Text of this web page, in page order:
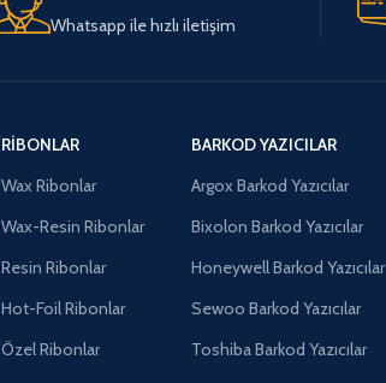
Whatsapp ile hızlı iletişim
RIBONLAR
Wax Ribonlar
Wax-Resin Ribonlar
Resin Ribonlar
Hot-Foil Ribonlar
Özel Ribonlar
BARKOD YAZICILAR
Argox Barkod Yazıcılar
Bixolon Barkod Yazıcılar
Honeywell Barkod Yazıcılar
Sewoo Barkod Yazıcılar
Toshiba Barkod Yazıcılar